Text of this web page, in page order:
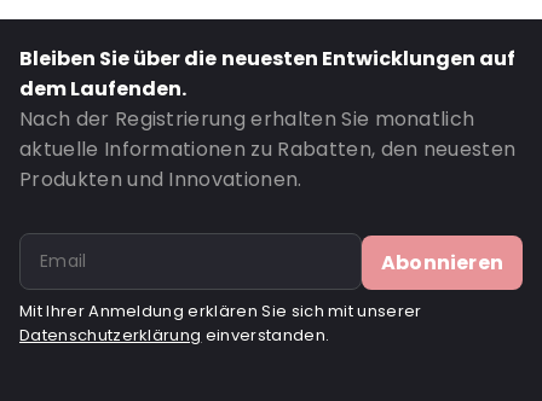
Bestell-ID: OT108BIO
Bleiben Sie über die neuesten Entwicklungen auf
dem Laufenden.
Nach der Registrierung erhalten Sie monatlich
aktuelle Informationen zu Rabatten, den neuesten
Produkten und Innovationen.
Abonnieren
Mit Ihrer Anmeldung erklären Sie sich mit unserer
Datenschutzerklärung einverstanden.